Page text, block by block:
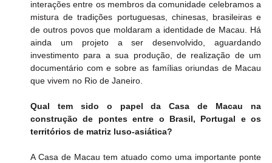
interações entre os membros da comunidade celebramos a
mistura de tradições portuguesas, chinesas, brasileiras e
de outros povos que moldaram a identidade de Macau. Há
ainda um projeto a ser desenvolvido, aguardando
investimento para a sua produção, de realização de um
documentário com e sobre as famílias oriundas de Macau
que vivem no Rio de Janeiro.
Qual tem sido o papel da Casa de Macau na
construção de pontes entre o Brasil, Portugal e os
territórios de matriz luso-asiática?
A Casa de Macau tem atuado como uma importante ponte